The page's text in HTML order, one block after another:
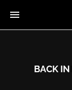
BACK